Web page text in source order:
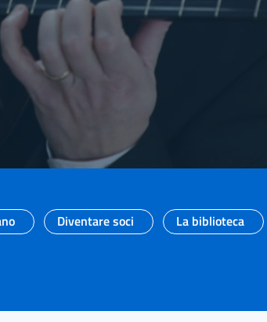
Diventare soci La biblioteca